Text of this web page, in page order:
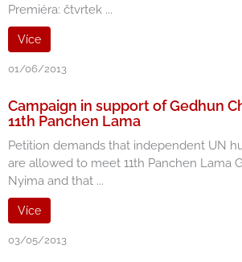
Premiéra: čtvrtek ...
Více
01/06/2013
Campaign in support of Gedhun
11th Panchen Lama
Petition demands that independent UN
are allowed to meet 11th Panchen Lama
Nyima and that ...
Více
03/05/2013